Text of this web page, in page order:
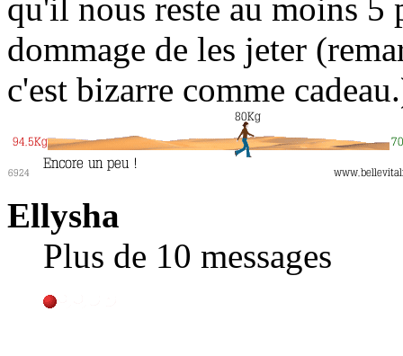
qu'il nous reste au moins 5
dommage de les jeter
c'est bizarre comme
Ellysha
Plus de 10 messages